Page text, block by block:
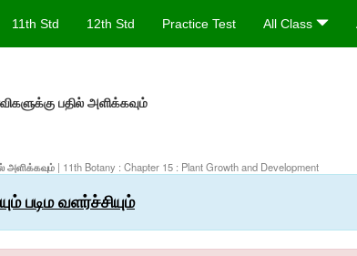
11th Std 12th Std Practice Test All Class
பதில் அளிக்கவும்
அளிக்கவும் | 11th Botany : Chapter 15 : Plant Growth and Development
படிம வளர்ச்சியும்